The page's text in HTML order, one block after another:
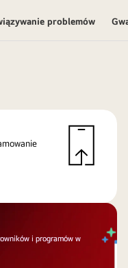
problemów
i programów w